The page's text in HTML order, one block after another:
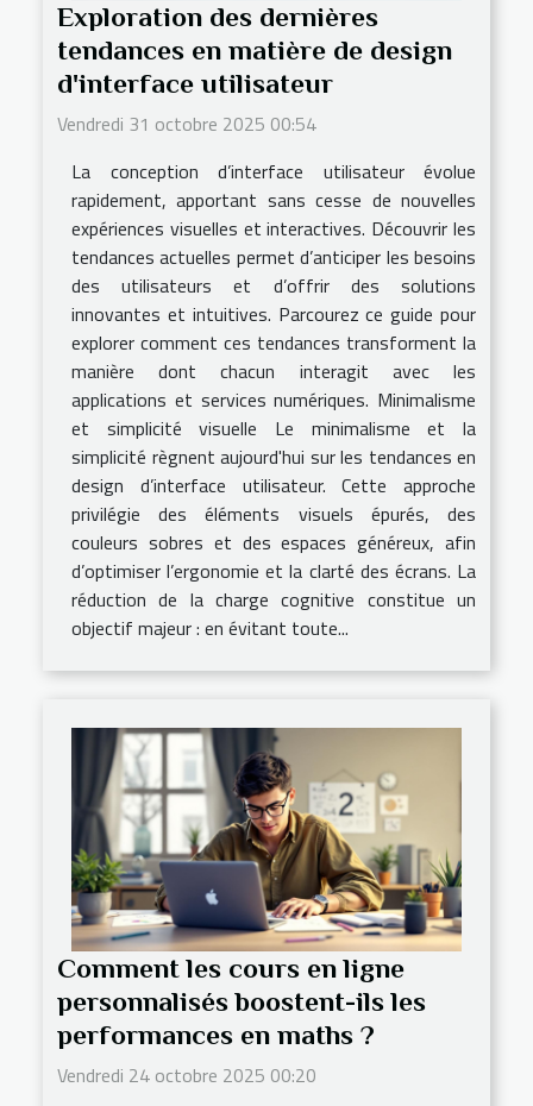
Exploration des dernières
tendances en matière de design
d'interface utilisateur
Vendredi 31 octobre 2025 00:54
La conception d’interface utilisateur évolue
rapidement, apportant sans cesse de nouvelles
expériences visuelles et interactives. Découvrir les
tendances actuelles permet d’anticiper les besoins
des utilisateurs et d’offrir des solutions
innovantes et intuitives. Parcourez ce guide pour
explorer comment ces tendances transforment la
manière dont chacun interagit avec les
applications et services numériques. Minimalisme
et simplicité visuelle Le minimalisme et la
simplicité règnent aujourd'hui sur les tendances en
design d’interface utilisateur. Cette approche
privilégie des éléments visuels épurés, des
couleurs sobres et des espaces généreux, afin
d’optimiser l’ergonomie et la clarté des écrans. La
réduction de la charge cognitive constitue un
objectif majeur : en évitant toute...
Comment les cours en ligne
personnalisés boostent-ils les
performances en maths ?
Vendredi 24 octobre 2025 00:20